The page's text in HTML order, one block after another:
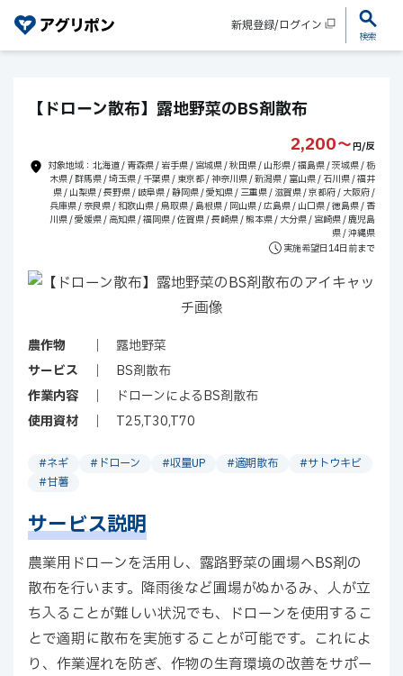
新規登録/ログイン
検索
【ドローン散布】露地野菜のBS剤散布
2,200〜円/反
対象地域：北海道 / 青森県 / 岩手県 / 宮城県 / 秋田県 / 山形県 / 福島県 / 茨城県 / 栃
木県 / 群馬県 / 埼玉県 / 千葉県 / 東京都 / 神奈川県 / 新潟県 / 富山県 / 石川県 / 福井
県 / 山梨県 / 長野県 / 岐阜県 / 静岡県 / 愛知県 / 三重県 / 滋賀県 / 京都府 / 大阪府 /
兵庫県 / 奈良県 / 和歌山県 / 鳥取県 / 島根県 / 岡山県 / 広島県 / 山口県 / 徳島県 / 香
川県 / 愛媛県 / 高知県 / 福岡県 / 佐賀県 / 長崎県 / 熊本県 / 大分県 / 宮崎県 / 鹿児島
県 / 沖縄県
実施希望日14日前まで
農作物
露地野菜
サービス
BS剤散布
作業内容
ドローンによるBS剤散布
使用資材
T25,T30,T70
#ネギ #ドローン #収量UP #適期散布
#サトウキビ
#甘薯
サービス説明
農業用ドローンを活用し、露路野菜の圃場へBS剤の
散布を行います。降雨後など圃場がぬかるみ、人が立
ち入ることが難しい状況でも、ドローンを使用するこ
とで適期に散布を実施することが可能です。これによ
り、作業遅れを防ぎ、作物の生育環境の改善をサポー